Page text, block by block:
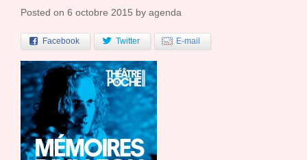
Posted on 6 octobre 2015 by agenda
Facebook Twitter E-mail